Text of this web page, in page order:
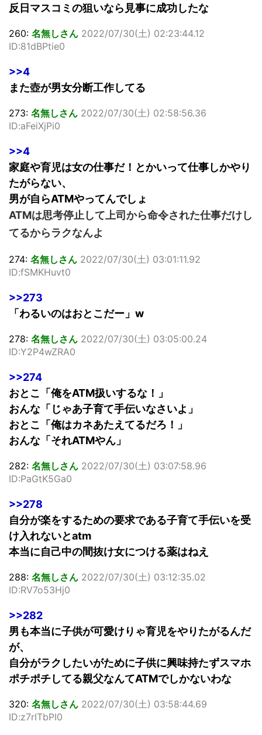
反日マスコミの狙いなら見事に成功したな
260: 名無しさん 2022/07/30(土) 02:23:44.12
ID:81dBPtie0
>>4
また壺が男女分断工作してる
273: 名無しさん 2022/07/30(土) 02:58:56.36
ID:aFeiXjPi0
>>4
家庭や育児は女の仕事だ！とかいって仕事しかやり
たがらない、
男が自らATMやってんでしょ
ATMは思考停止して上司から命令された仕事だけし
てるからラクなんよ
274: 名無しさん 2022/07/30(土) 03:01:11.92
ID:fSMKHuvt0
>>273
「わるいのはおとこだー」w
278: 名無しさん 2022/07/30(土) 03:05:00.24
ID:Y2P4wZRA0
>>274
おとこ「俺をATM扱いするな！」
おんな「じゃあ子育て手伝いなさいよ」
おとこ「俺はカネあたえてるだろ！」
おんな「それATMやん」
282: 名無しさん 2022/07/30(土) 03:07:58.96
ID:PaGtK5Ga0
>>278
自分が楽をするための要求である子育て手伝いを受
け入れないとatm
本当に自己中の間抜け女につける薬はねえ
288: 名無しさん 2022/07/30(土) 03:12:35.02
ID:RV7o53Hj0
>>282
男も本当に子供が可愛けりゃ育児をやりたがるんだ
が、
自分がラクしたいがために子供に興味持たずスマホ
ポチポチしてる親父なんてATMでしかないわな
320: 名無しさん 2022/07/30(土) 03:58:44.69
ID:z7rITbPI0